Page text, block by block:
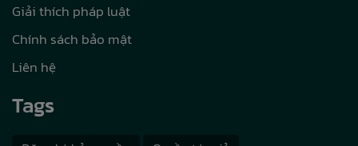
Giải thích pháp luật
Chính sách bảo mật
Liên hệ
Tags